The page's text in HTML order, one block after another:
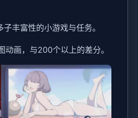
丰富性的小游戏与任务。
画，与200个以上的差分。